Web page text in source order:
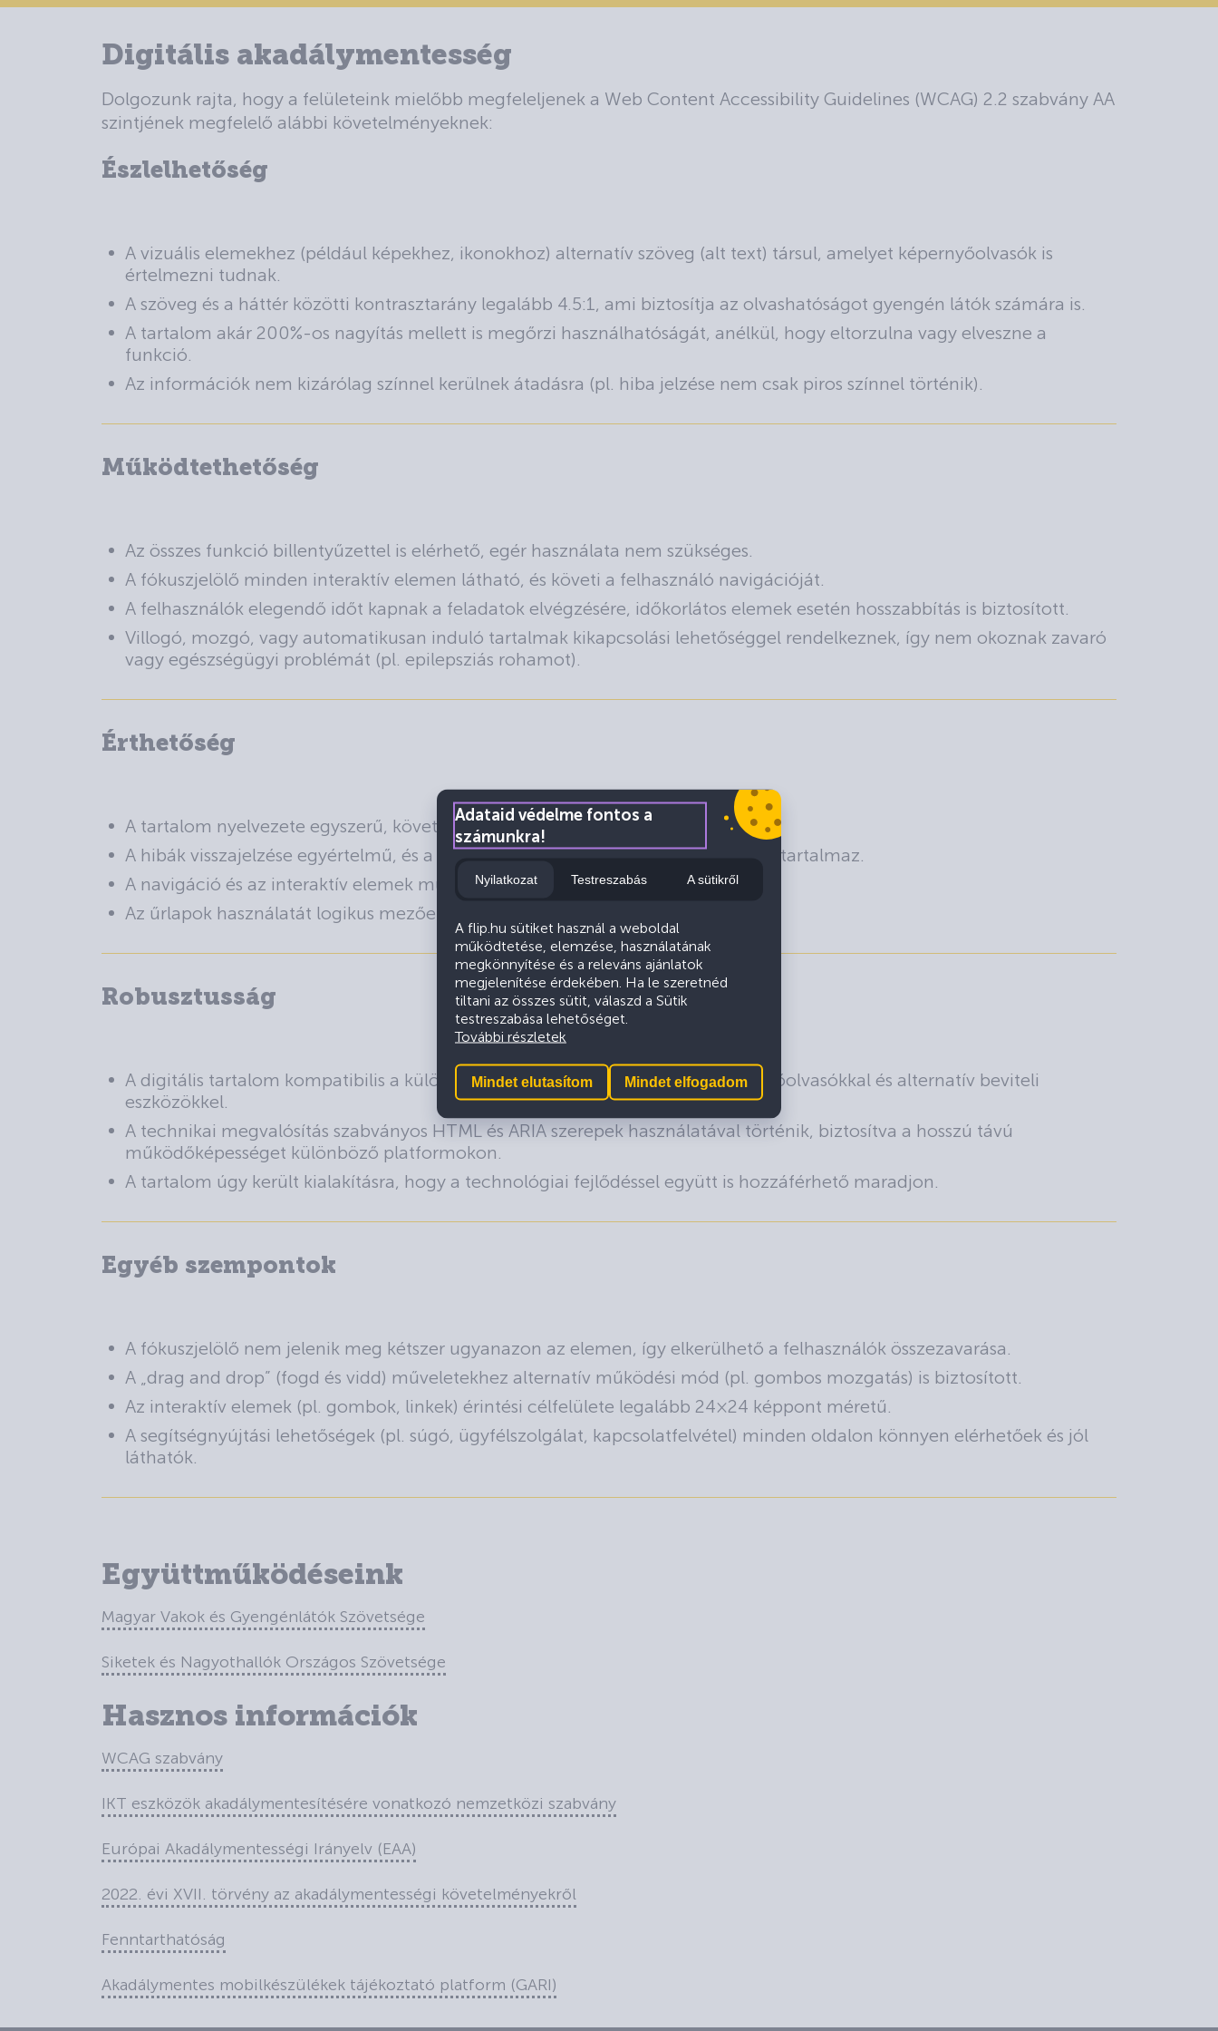
Digitális akadálymentesség
Dolgozunk rajta, hogy a felületeink mielőbb megfeleljenek a Web Content Accessibility Guidelines (WCAG) 2.2 szabvány AA
szintjének megfelelő alábbi követelményeknek:
Észlelhetőség
A vizuális elemekhez (például képekhez, ikonokhoz) alternatív szöveg (alt text) társul, amelyet képernyőolvasók is
értelmezni tudnak.
A szöveg és a háttér közötti kontrasztarány legalább 4.5:1, ami biztosítja az olvashatóságot gyengén látók számára is.
A tartalom akár 200%-os nagyítás mellett is megőrzi használhatóságát, anélkül, hogy eltorzulna vagy elveszne a
funkció.
Az információk nem kizárólag színnel kerülnek átadásra (pl. hiba jelzése nem csak piros színnel történik).
Működtethetőség
Az összes funkció billentyűzettel is elérhető, egér használata nem szükséges.
A fókuszjelölő minden interaktív elemen látható, és követi a felhasználó navigációját.
A felhasználók elegendő időt kapnak a feladatok elvégzésére, időkorlátos elemek esetén hosszabbítás is biztosított.
Villogó, mozgó, vagy automatikusan induló tartalmak kikapcsolási lehetőséggel rendelkeznek, így nem okoznak zavaró
vagy egészségügyi problémát (pl. epilepsziás rohamot).
Érthetőség
A tartalom nyelvezete egyszerű, következetes és közérthető.
A hibák visszajelzése egyértelmű, és a felhasználók számára javítási javaslatot is tartalmaz.
A navigáció és az interaktív elemek működése egységes és kiszámítható.
Az űrlapok használatát logikus mezőelrendezés és jól látható címkék segítik.
Robusztusság
A digitális tartalom kompatibilis a különféle segédeszközökkel, például képernyőolvasókkal és alternatív beviteli
eszközökkel.
A technikai megvalósítás szabványos HTML és ARIA szerepek használatával történik, biztosítva a hosszú távú
működőképességet különböző platformokon.
A tartalom úgy került kialakításra, hogy a technológiai fejlődéssel együtt is hozzáférhető maradjon.
Egyéb szempontok
A fókuszjelölő nem jelenik meg kétszer ugyanazon az elemen, így elkerülhető a felhasználók összezavarása.
A „drag and drop” (fogd és vidd) műveletekhez alternatív működési mód (pl. gombos mozgatás) is biztosított.
Az interaktív elemek (pl. gombok, linkek) érintési célfelülete legalább 24×24 képpont méretű.
A segítségnyújtási lehetőségek (pl. súgó, ügyfélszolgálat, kapcsolatfelvétel) minden oldalon könnyen elérhetőek és jól
láthatók.
Együttműködéseink
Magyar Vakok és Gyengénlátók Szövetsége
Siketek és Nagyothallók Országos Szövetsége
Hasznos információk
WCAG szabvány
IKT eszközök akadálymentesítésére vonatkozó nemzetközi szabvány
Európai Akadálymentességi Irányelv (EAA)
2022. évi XVII. törvény az akadálymentességi követelményekről
Fenntarthatóság
Akadálymentes mobilkészülékek tájékoztató platform (GARI)
Adataid védelme fontos a
számunkra!
Nyilatkozat Testreszabás A sütikről
A flip.hu sütiket használ a weboldal
működtetése, elemzése, használatának
megkönnyítése és a releváns ajánlatok
megjelenítése érdekében. Ha le szeretnéd
tiltani az összes sütit, válaszd a Sütik
testreszabása lehetőséget.
További részletek
Mindet elutasítom Mindet elfogadom